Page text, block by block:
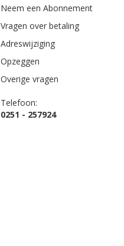
Neem een Abonnement
Vragen over betaling
Adreswijziging
Opzeggen
Overige vragen
Telefoon:
0251 - 257924